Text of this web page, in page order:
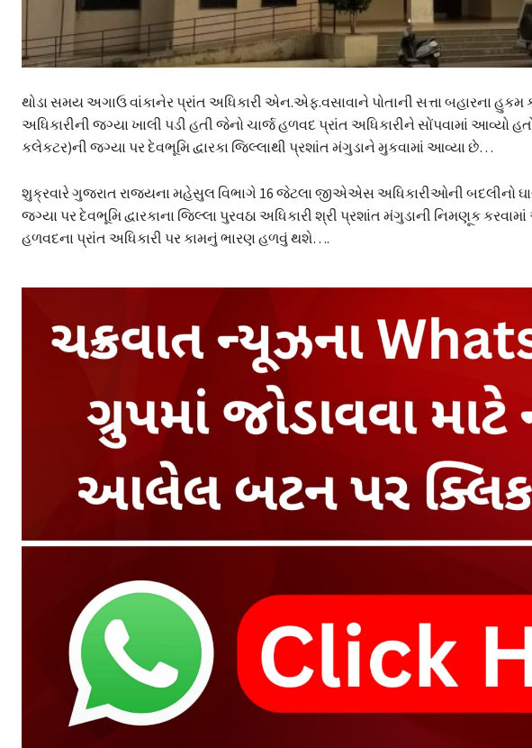
થોડા સમય અગાઉ વાંકાનેર પ્રાંત અધિકારી એન.એફ.વસાવાને પોતાની સત્તા બહારના
અધિકારીની જગ્યા ખાલી પડી હતી જેનો ચાર્જ હળવદ પ્રાંત અધિકારીને સોંપવામાં આવ્યો
કલેકટર)ની જગ્યા પર દેવભૂમિ દ્વારકા જિલ્લાથી પ્રશાંત મંગુડાને મુકવામાં આવ્યા છે…
શુક્રવારે ગુજરાત રાજ્યના મહેસુલ વિભાગે 16 જેટલા જીએએસ અધિકારીઓની બદલીનો
જગ્યા પર દેવભૂમિ દ્વારકાના જિલ્લા પુરવઠા અધિકારી શ્રી પ્રશાંત મંગુડાની નિમણૂક
હળવદના પ્રાંત અધિકારી પર કામનું ભારણ હળવું થશે….